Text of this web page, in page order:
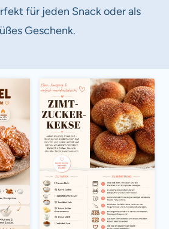
für jeden Snack oder als
Geschenk.